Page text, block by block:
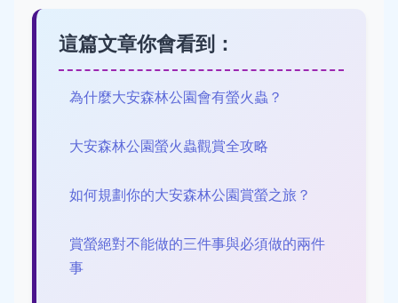
這篇文章你會看到：
為什麼大安森林公園會有螢火蟲？
大安森林公園螢火蟲觀賞全攻略
如何規劃你的大安森林公園賞螢之旅？
賞螢絕對不能做的三件事與必須做的兩件
事